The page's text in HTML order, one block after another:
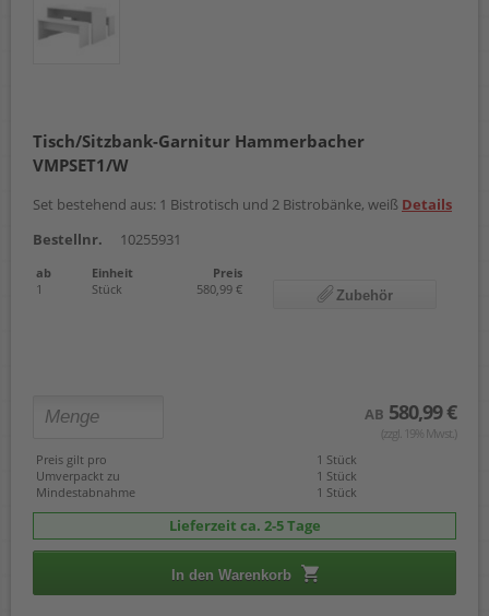
Tisch/Sitzbank-Garnitur Hammerbacher
VMPSET1/W
Set bestehend aus: 1 Bistrotisch und 2 Bistrobänke, weiß Details
Bestellnr.
10255931
ab Einheit
Preis
1
Stück 580,99 € Zubehör
AB 580,99 €
(zzgl. 19% Mwst.)
Preis gilt pro
1 Stück
Umverpackt zu
1 Stück
Mindestabnahme
1 Stück
Lieferzeit ca. 2-5 Tage
In den Warenkorb